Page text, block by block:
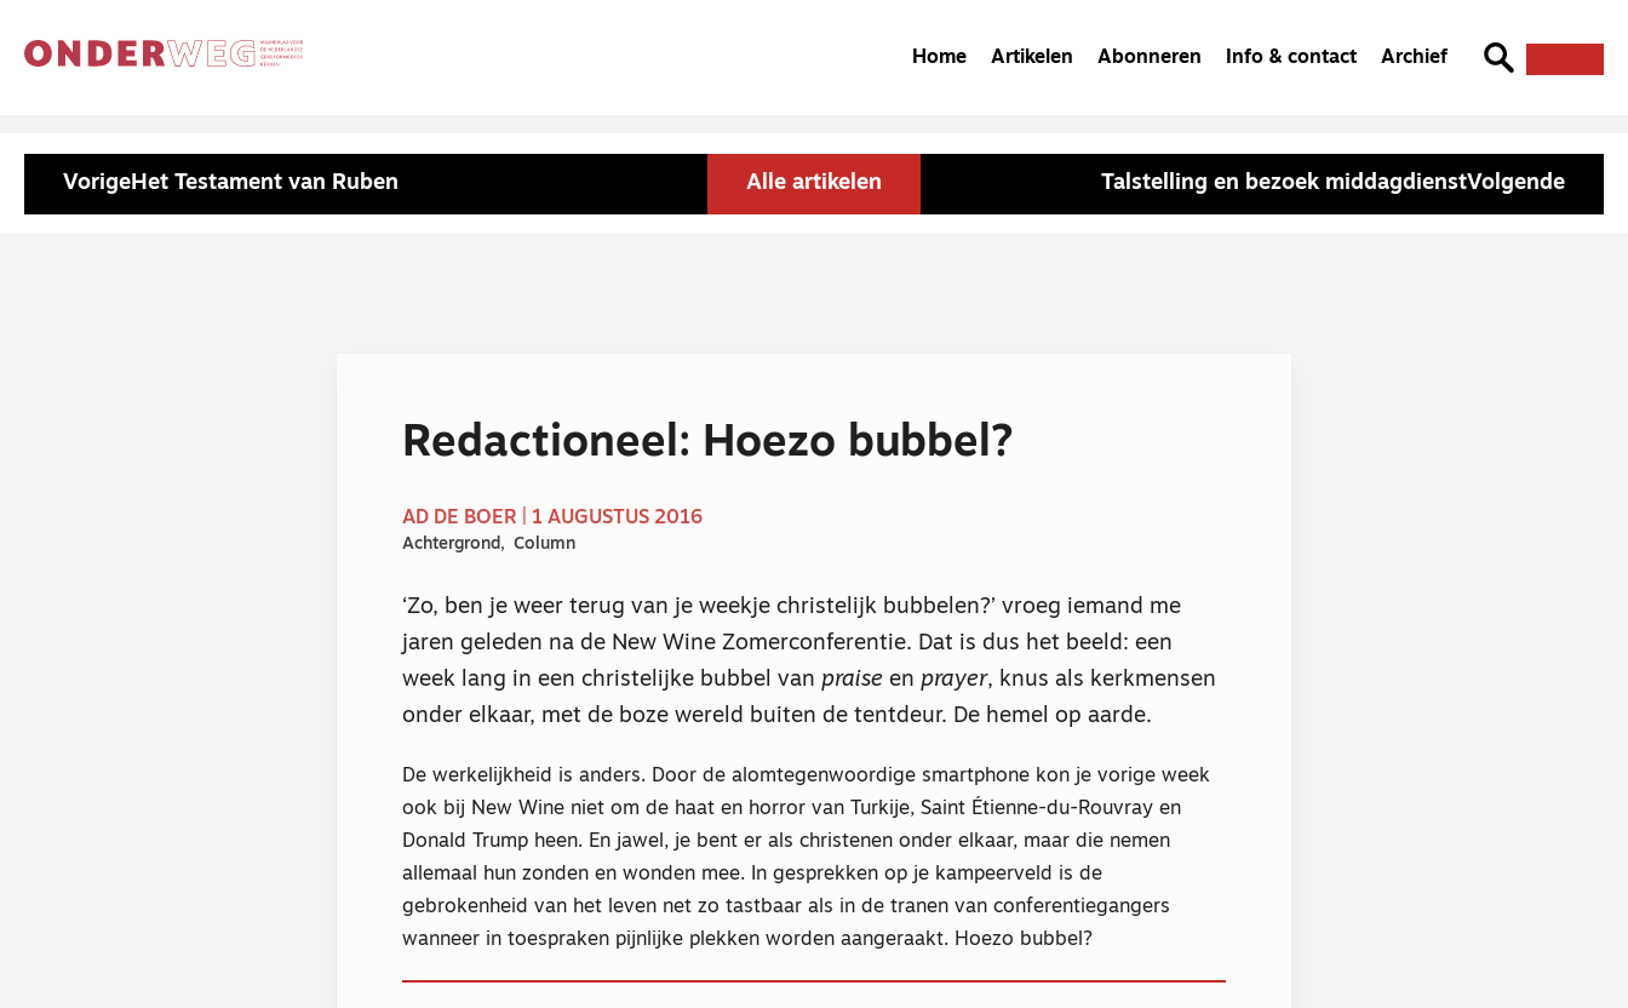
Home Artikelen Abonneren Info & contact Archief
VorigeHet Testament van Ruben Alle artikelen Talstelling en bezoek middagdienstVolgende
Redactioneel: Hoezo bubbel?
AD DE BOER | 1 AUGUSTUS 2016
Achtergrond Column
‘Zo, ben je weer terug van je weekje christelijk bubbelen?’ vroeg iemand me
jaren geleden na de New Wine Zomerconferentie. Dat is dus het beeld: een
week lang in een christelijke bubbel van praiseen prayer, knus als kerkmensen
onder elkaar, met de boze wereld buiten de tentdeur. De hemel op aarde.
De werkelijkheid is anders. Door de alomtegenwoordige smartphone kon je vorige week
ook bij New Wine niet om de haat en horror van Turkije, Saint Étienne-du-Rouvray en
Donald Trump heen. En jawel, je bent er als christenen onder elkaar, maar die nemen
allemaal hun zonden en wonden mee. In gesprekken op je kampeerveld is de
gebrokenheid van het leven net zo tastbaar als in de tranen van conferentiegangers
wanneer in toespraken pijnlijke plekken worden aangeraakt. Hoezo bubbel?